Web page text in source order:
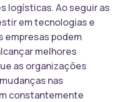
logísticas. Ao seguir as
em tecnologias e
empresas podem
melhores
as organizações
nas
constantemente